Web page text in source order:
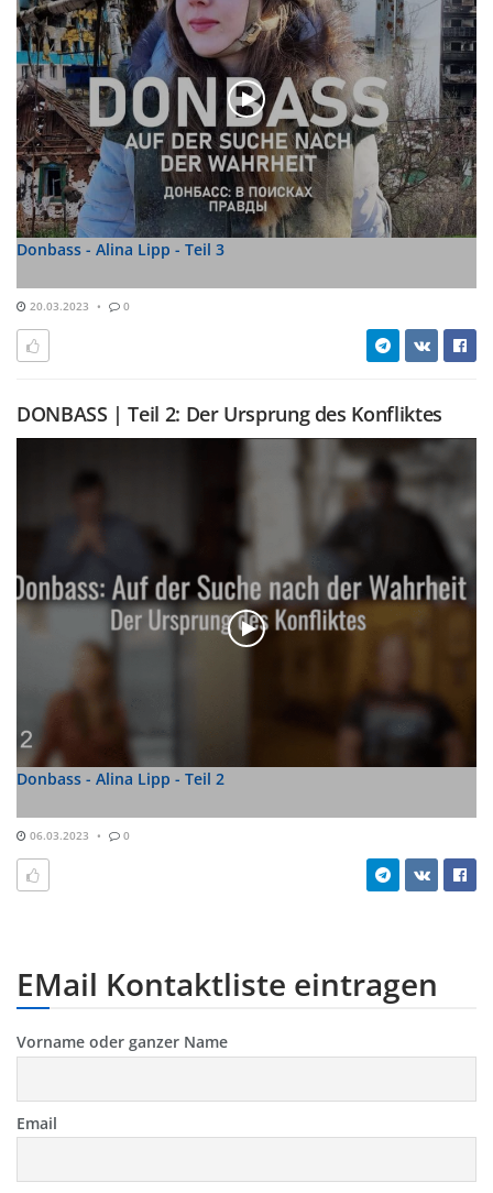
Donbass - Alina Lipp - Teil 3
20.03.2023 0
DONBASS | Teil 2: Der Ursprung des Konfliktes
Donbass - Alina Lipp - Teil 2
06.03.2023 0
EMail Kontaktliste eintragen
Vorname oder ganzer Name
Email